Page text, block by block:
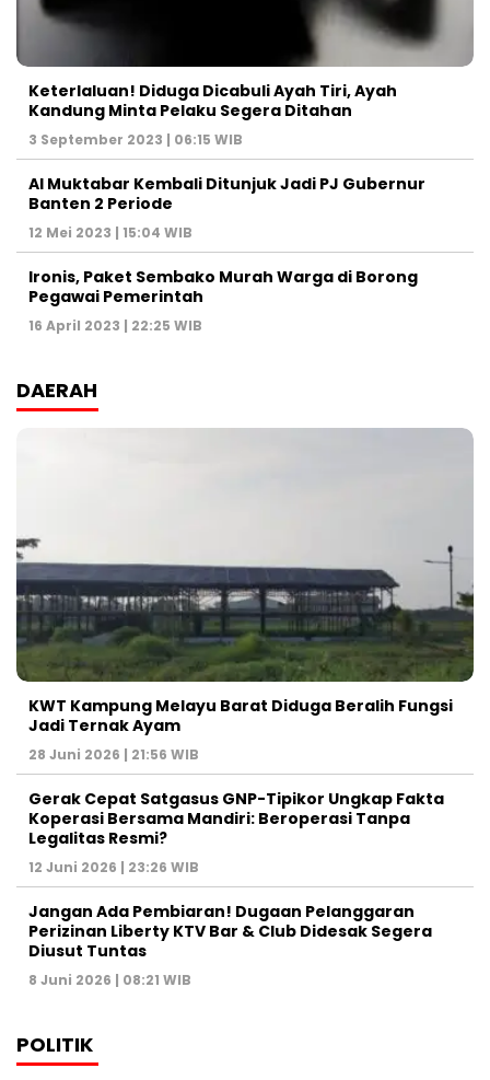
Keterlaluan! Diduga Dicabuli Ayah Tiri, Ayah
Kandung Minta Pelaku Segera Ditahan
3 September 2023 | 06:15 WIB
Al Muktabar Kembali Ditunjuk Jadi PJ Gubernur
Banten 2 Periode
12 Mei 2023 | 15:04 WIB
Ironis, Paket Sembako Murah Warga di Borong
Pegawai Pemerintah
16 April 2023 | 22:25 WIB
DAERAH
KWT Kampung Melayu Barat Diduga Beralih Fungsi
Jadi Ternak Ayam
28 Juni 2026 | 21:56 WIB
Gerak Cepat Satgasus GNP-Tipikor Ungkap Fakta
Koperasi Bersama Mandiri: Beroperasi Tanpa
Legalitas Resmi?
12 Juni 2026 | 23:26 WIB
Jangan Ada Pembiaran! Dugaan Pelanggaran
Perizinan Liberty KTV Bar & Club Didesak Segera
Diusut Tuntas
8 Juni 2026 | 08:21 WIB
POLITIK